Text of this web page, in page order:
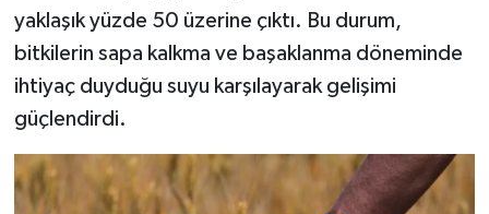
yaklaşık yüzde 50 üzerine çıktı. Bu durum,
bitkilerin sapa kalkma ve başaklanma döneminde
ihtiyaç duyduğu suyu karşılayarak gelişimi
güçlendirdi.